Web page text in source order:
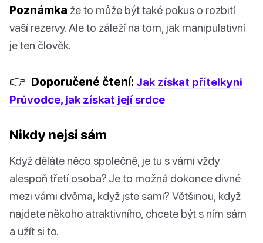
Poznámka že to může být také pokus o rozbití
vaší rezervy. Ale to záleží na tom, jak manipulativní
je ten člověk.
👉 Doporučené čtení: Jak získat přítelkyni
Průvodce, jak získat její srdce
Nikdy nejsi sám
Když děláte něco společně, je tu s vámi vždy
alespoň třetí osoba? Je to možná dokonce divné
mezi vámi dvěma, když jste sami? Většinou, když
najdete někoho atraktivního, chcete být s ním sám
a užít si to.